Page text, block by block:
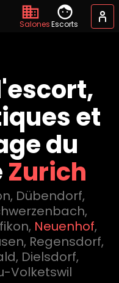
SalonesEscorts
et
du
Zurich
, Dübendorf,
,
, Neuenhof,
, Regensdorf,
, Dielsdorf,
Volketswil